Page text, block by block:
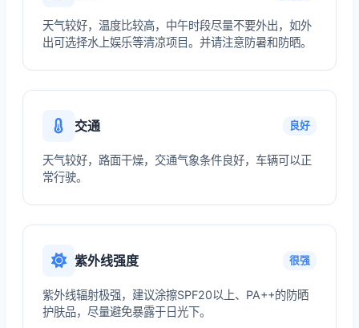
天气较好，温度比较高，中午时段尽量不要外出，如外
出可选择水上娱乐等清凉项目。并请注意防暑和防晒。
交通 良好
天气较好，路面干燥，交通气象条件良好，车辆可以正
常行驶。
紫外线强度 很强
紫外线辐射极强，建议涂擦SPF20以上、PA++的防晒
护肤品，尽量避免暴露于日光下。